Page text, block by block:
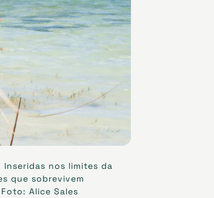
Inseridas nos limites da
que sobrevivem
Alice Sales